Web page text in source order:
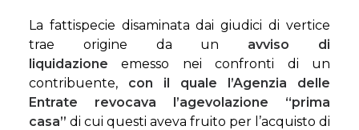
La fattispecie disaminata dai giudici di vertice
trae origine da un avviso di
liquidazione emesso nei confronti di un
contribuente, con il quale l’Agenzia delle
Entrate revocava l’agevolazione “prima
casa” di cui questi aveva fruito per l’acquisto di